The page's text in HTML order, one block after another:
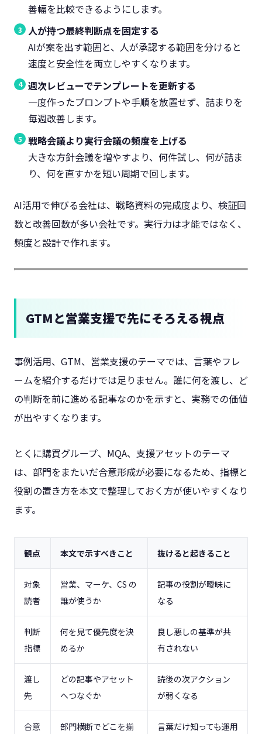
善幅を比較できるようにします。
人が持つ最終判断点を固定する
AIが案を出す範囲と、人が承認する範囲を分けると
速度と安全性を両立しやすくなります。
週次レビューでテンプレートを更新する
一度作ったプロンプトや手順を放置せず、詰まりを
毎週改善します。
戦略会議より実行会議の頻度を上げる
大きな方針会議を増やすより、何件試し、何が詰ま
り、何を直すかを短い周期で回します。
AI活用で伸びる会社は、戦略資料の完成度より、検証回
数と改善回数が多い会社です。実行力は才能ではなく、
頻度と設計で作れます。
GTMと営業支援で先にそろえる視点
事例活用、GTM、営業支援のテーマでは、言葉やフレ
ームを紹介するだけでは足りません。誰に何を渡し、ど
の判断を前に進める記事なのかを示すと、実務での価値
が出やすくなります。
とくに購買グループ、MQA、支援アセットのテーマ
は、部門をまたいだ合意形成が必要になるため、指標と
役割の置き方を本文で整理しておく方が使いやすくなり
ます。
観点 本文で示すべきこと 抜けると起きること
対象
読者
営業、マーケ、CS の
誰が使うか
記事の役割が曖昧に
なる
判断
指標
何を見て優先度を決
めるか
良し悪しの基準が共
有されない
渡し
先
どの記事やアセット
へつなぐか
読後の次アクション
が弱くなる
合意 部門横断でどこを揃 言葉だけ知っても運用